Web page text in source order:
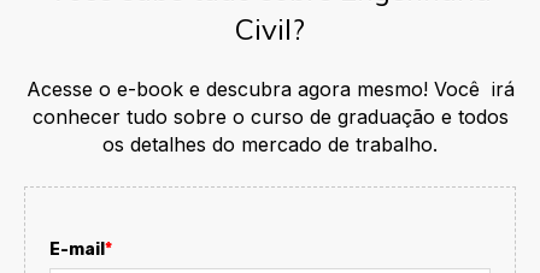
Civil?
Acesse o e-book e descubra agora mesmo! Você irá
conhecer tudo sobre o curso de graduação e todos
os detalhes do mercado de trabalho.
E-mail *